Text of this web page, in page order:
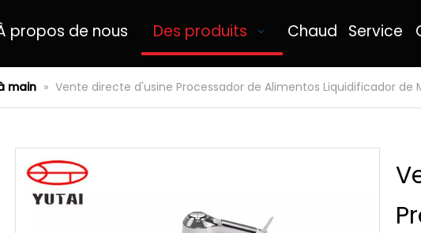
propos de nous Des produits Chaud Service
main » Vente directe d'usine Processador de Alimentos Liquidificador de